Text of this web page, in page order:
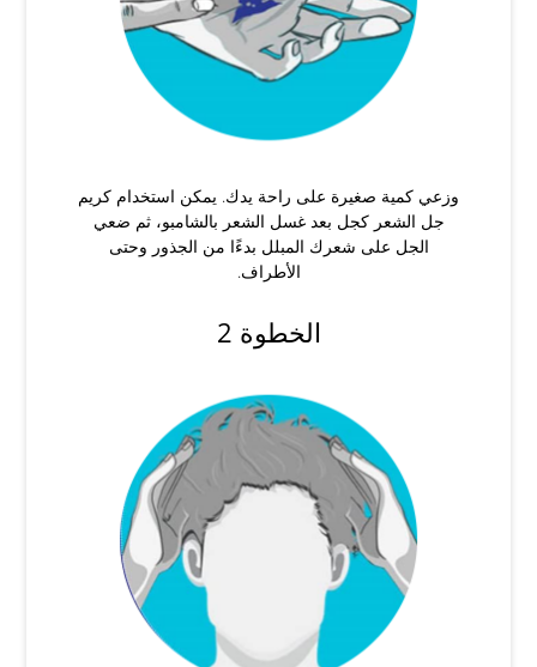
وزعي كمية صغيرة على راحة يدك. يمكن استخدام كريم
جل الشعر كجل بعد غسل الشعر بالشامبو، ثم ضعي
الجل على شعرك المبلل بدءًا من الجذور وحتى
الأطراف.
الخطوة 2